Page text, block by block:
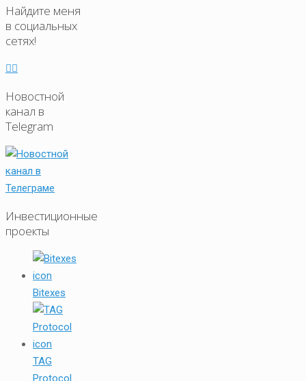
Найдите меня
в социальных
сетях!
Новостной
канал в
Telegram
Инвестиционные
проекты
Bitexes
TAG
Protocol